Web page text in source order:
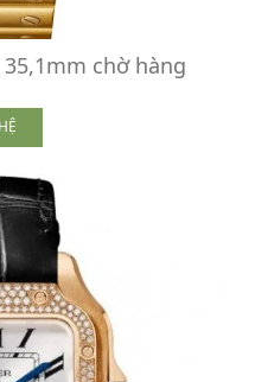
35,1mm chờ hàng